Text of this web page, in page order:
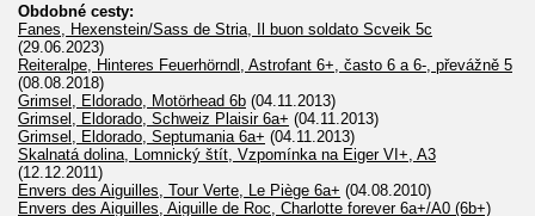
Obdobné cesty:
Fanes, Hexenstein/Sass de Stria, Il buon soldato Scveik 5c
(29.06.2023)
Reiteralpe, Hinteres Feuerhörndl, Astrofant 6+, často 6 a 6-, převážně 5
(08.08.2018)
Grimsel, Eldorado, Motörhead 6b (04.11.2013)
Grimsel, Eldorado, Schweiz Plaisir 6a+ (04.11.2013)
Grimsel, Eldorado, Septumania 6a+ (04.11.2013)
Skalnatá dolina, Lomnický štít, Vzpomínka na Eiger VI+, A3
(12.12.2011)
Envers des Aiguilles, Tour Verte, Le Piège 6a+ (04.08.2010)
Envers des Aiguilles, Aiguille de Roc, Charlotte forever 6a+/A0 (6b+)